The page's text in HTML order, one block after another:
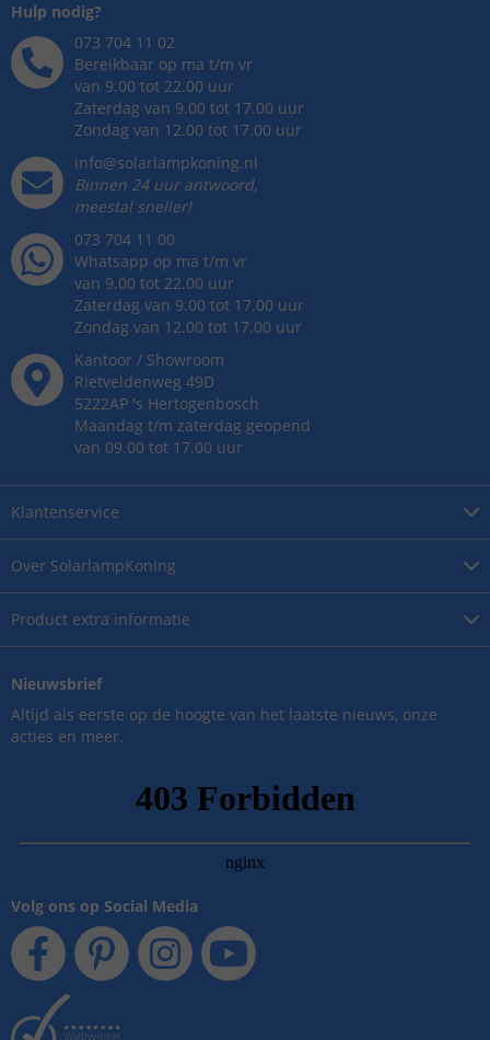
Over SolarlampKoning
Product extra informatie
Klantenservice
Hulp nodig?
073 704 11 02
Bereikbaar op ma t/m vr
van 9.00 tot 22.00 uur
Zaterdag van 9.00 tot 17.00 uur
Zondag van 12.00 tot 17.00 uur
info@solarlampkoning.nl
Binnen 24 uur antwoord,
meestal sneller!
073 704 11 00
Whatsapp op ma t/m vr
van 9.00 tot 22.00 uur
Zaterdag van 9.00 tot 17.00 uur
Zondag van 12.00 tot 17.00 uur
Kantoor / Showroom
Rietveldenweg 49D
5222AP 's Hertogenbosch
Maandag t/m zaterdag geopend
van 09.00 tot 17.00 uur
Nieuwsbrief
Altijd als eerste op de hoogte van het laatste nieuws, onze
acties en meer.
Volg ons op Social Media